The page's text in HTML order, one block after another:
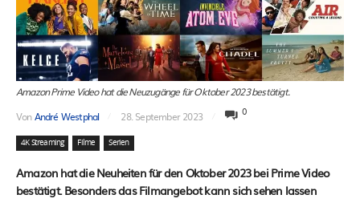
Amazon Prime Video hat die Neuzugänge für Oktober 2023 bestätigt.
VonAndré Westphal 28. September 2023 0
4K Streaming Filme Serien
Amazon hat die Neuheiten für den Oktober 2023 bei Prime Video
bestätigt. Besonders das Filmangebot kann sich sehen lassen